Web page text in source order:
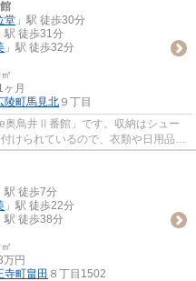
堂 」駅 徒歩30分
駅 徒歩31分
」駅 徒歩32分
月
陵町馬見北 ９丁目
奥鳥井Ⅱ番館」です。収納はシュー
けられているので、衣類や日用品の
ターフォ...
駅 徒歩7分
」駅 徒歩22分
駅 徒歩38分
万円
寺町畠田 ８丁目1502